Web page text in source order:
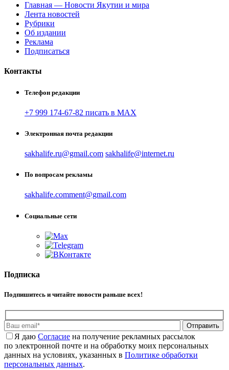
Главная — Новости Якутии и мира
Лента новостей
Рубрики
Об издании
Реклама
Подписаться
Контакты
Телефон редакции
+7 999 174-67-82 писать в MAX
Электронная почта редакции
sakhalife.ru@gmail.com sakhalife@internet.ru
По вопросам рекламы
sakhalife.comment@gmail.com
Социальные сети
Подписка
Подпишитесь и читайте новости раньше всех!
Отправить
Я даю Cогласие на получение рекламных рассылок
по электронной почте и на обработку моих персональных
данных на условиях, указанных в Политике обработки
персональных данных.